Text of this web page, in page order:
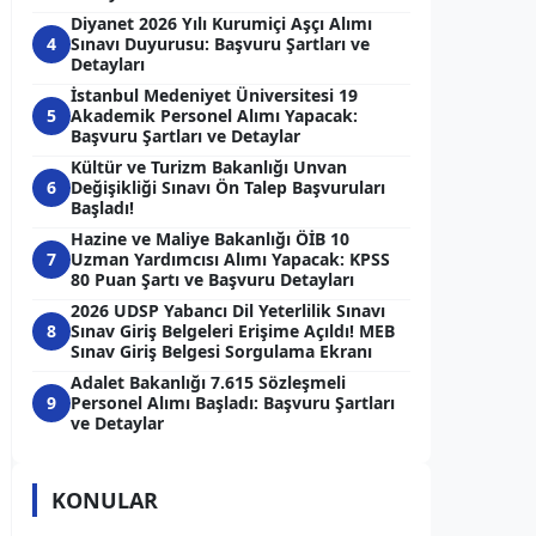
4
Diyanet 2026 Yılı Kurumiçi Aşçı Alımı
Sınavı Duyurusu: Başvuru Şartları ve
Detayları
5
İstanbul Medeniyet Üniversitesi 19
Akademik Personel Alımı Yapacak:
Başvuru Şartları ve Detaylar
6
Kültür ve Turizm Bakanlığı Unvan
Değişikliği Sınavı Ön Talep Başvuruları
Başladı!
7
Hazine ve Maliye Bakanlığı ÖİB 10
Uzman Yardımcısı Alımı Yapacak: KPSS
80 Puan Şartı ve Başvuru Detayları
8
2026 UDSP Yabancı Dil Yeterlilik Sınavı
Sınav Giriş Belgeleri Erişime Açıldı! MEB
Sınav Giriş Belgesi Sorgulama Ekranı
9
Adalet Bakanlığı 7.615 Sözleşmeli
Personel Alımı Başladı: Başvuru Şartları
ve Detaylar
KONULAR